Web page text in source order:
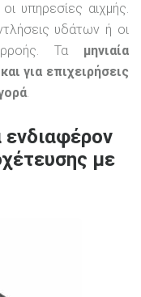
οι υπηρεσίες αιχμής.
υδάτων ή οι
Τα μηνιαία
για επιχειρήσεις
.
ενδιαφέρον
με